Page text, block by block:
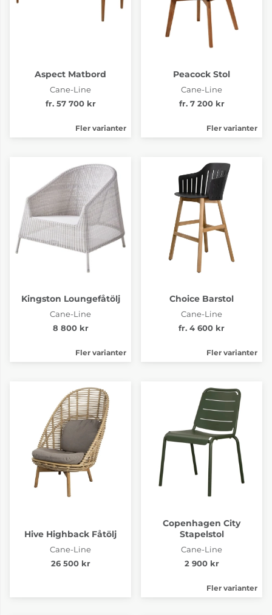
Aspect Matbord
Cane-Line
fr. 57 700 kr
Fler varianter
Peacock Stol
Cane-Line
fr. 7 200 kr
Fler varianter
Kingston Loungefåtölj
Cane-Line
8 800 kr
Fler varianter
Choice Barstol
Cane-Line
fr. 4 600 kr
Fler varianter
Hive Highback Fåtölj
Cane-Line
26 500 kr
Copenhagen City
Stapelstol
Cane-Line
2 900 kr
Fler varianter